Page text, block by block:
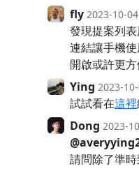
fly 2023-10-
發現提案列
連結讓手機
開啟或許更
Ying 2023-
試試看在這裡
Dong 2023-
請問除了準